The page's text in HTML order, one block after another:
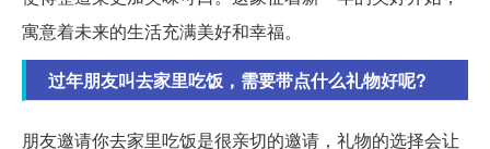
寓意着未来的生活充满美好和幸福。
过年朋友叫去家里吃饭，需要带点什么礼物好呢?
朋友邀请你去家里吃饭是很亲切的邀请，礼物的选择会让